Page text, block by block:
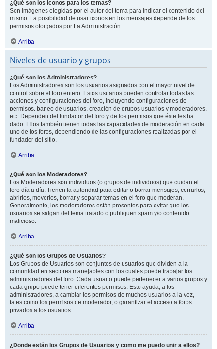
¿Qué son los iconos para los temas?
Son imágenes elegidas por el autor del tema para indicar el contenido del
mismo. La posibilidad de usar iconos en los mensajes depende de los
permisos otorgados por La Administración.
Arriba
Niveles de usuario y grupos
¿Qué son los Administradores?
Los Administradores son los usuarios asignados con el mayor nivel de
control sobre el foro entero. Estos usuarios pueden controlar todas las
acciones y configuraciones del foro, incluyendo configuraciones de
permisos, baneo de usuarios, creación de grupos usuarios y moderadores,
etc. Dependen del fundador del foro y de los permisos que éste les ha
dado. Ellos también tienen todas las capacidades de moderación en cada
uno de los foros, dependiendo de las configuraciones realizadas por el
fundador del sitio.
Arriba
¿Qué son los Moderadores?
Los Moderadores son individuos (o grupos de individuos) que cuidan el
foro día a día. Tienen la autoridad para editar o borrar mensajes, cerrarlos,
abrirlos, moverlos, borrar y separar temas en el foro que moderan.
Generalmente, los moderadores están presentes para evitar que los
usuarios se salgan del tema tratado o publiquen spam y/o contenido
malicioso.
Arriba
¿Qué son los Grupos de Usuarios?
Los Grupos de Usuarios son conjuntos de usuarios que dividen a la
comunidad en sectores manejables con los cuales puede trabajar los
administradores del foro. Cada usuario puede pertenecer a varios grupos y
cada grupo puede tener diferentes permisos. Esto ayuda, a los
administradores, a cambiar los permisos de muchos usuarios a la vez,
tales como los permisos de moderador, o garantizar el acceso a foros
privados a los usuarios.
Arriba
¿Donde están los Grupos de Usuarios y como me puedo unir a ellos?